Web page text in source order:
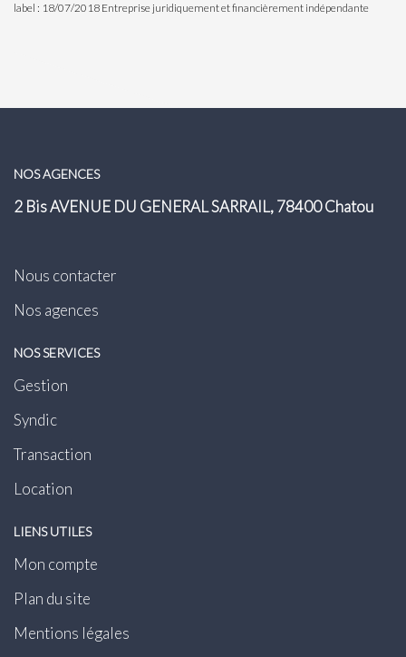
label : 18/07/2018 Entreprise juridiquement et financièrement indépendante
NOS AGENCES
2 Bis AVENUE DU GENERAL SARRAIL, 78400 Chatou
Nous contacter
Nos agences
NOS SERVICES
Gestion
Syndic
Transaction
Location
LIENS UTILES
Mon compte
Plan du site
Mentions légales